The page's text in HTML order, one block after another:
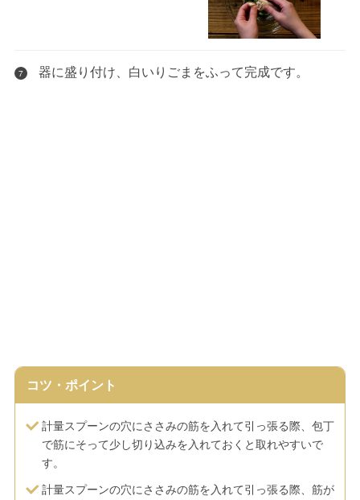
7 器に盛り付け、白いりごまをふって完成です。
コツ・ポイント
計量スプーンの穴にささみの筋を入れて引っ張る際、包丁
で筋にそって少し切り込みを入れておくと取れやすいで
す。
計量スプーンの穴にささみの筋を入れて引っ張る際、筋が